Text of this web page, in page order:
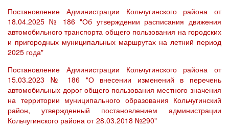
Постановление Администрации Кольчугинского района от
18.04.2025 № 186 "Об утверждении расписания движения
автомобильного транспорта общего пользования на городских
и пригородных муниципальных маршрутах на летний период
2025 года"
Постановление Администрации Кольчугинского района от
15.03.2023 № 186 "О внесении изменений в перечень
автомобильных дорог общего пользования местного значения
на территории муниципального образования Кольчугинский
район, утвержденный постановлением администрации
Кольчугинского района от 28.03.2018 №290"